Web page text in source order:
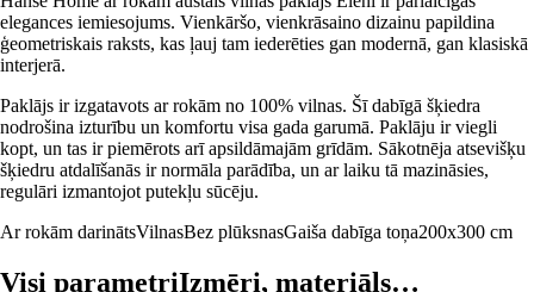
elegances iemiesojums. Vienkāršo, vienkrāsaino dizainu papildina
ģeometriskais raksts, kas ļauj tam iederēties gan modernā, gan klasiskā
interjerā.
Paklājs ir izgatavots ar rokām no 100% vilnas. Šī dabīgā šķiedra
nodrošina izturību un komfortu visa gada garumā. Paklāju ir viegli
kopt, un tas ir piemērots arī apsildāmajām grīdām. Sākotnēja atsevišķu
šķiedru atdalīšanās ir normāla parādība, un ar laiku tā mazināsies,
regulāri izmantojot putekļu sūcēju.
Ar rokām darinātsVilnasBez plūksnasGaiša dabīga toņa200x300 cm
Visi parametriIzmēri, materiāls…